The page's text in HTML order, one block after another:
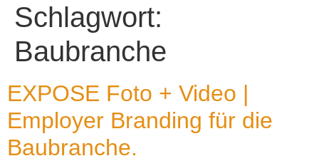
Schlagwort:
Baubranche
EXPOSE Foto + Video |
Employer Branding für die
Baubranche.